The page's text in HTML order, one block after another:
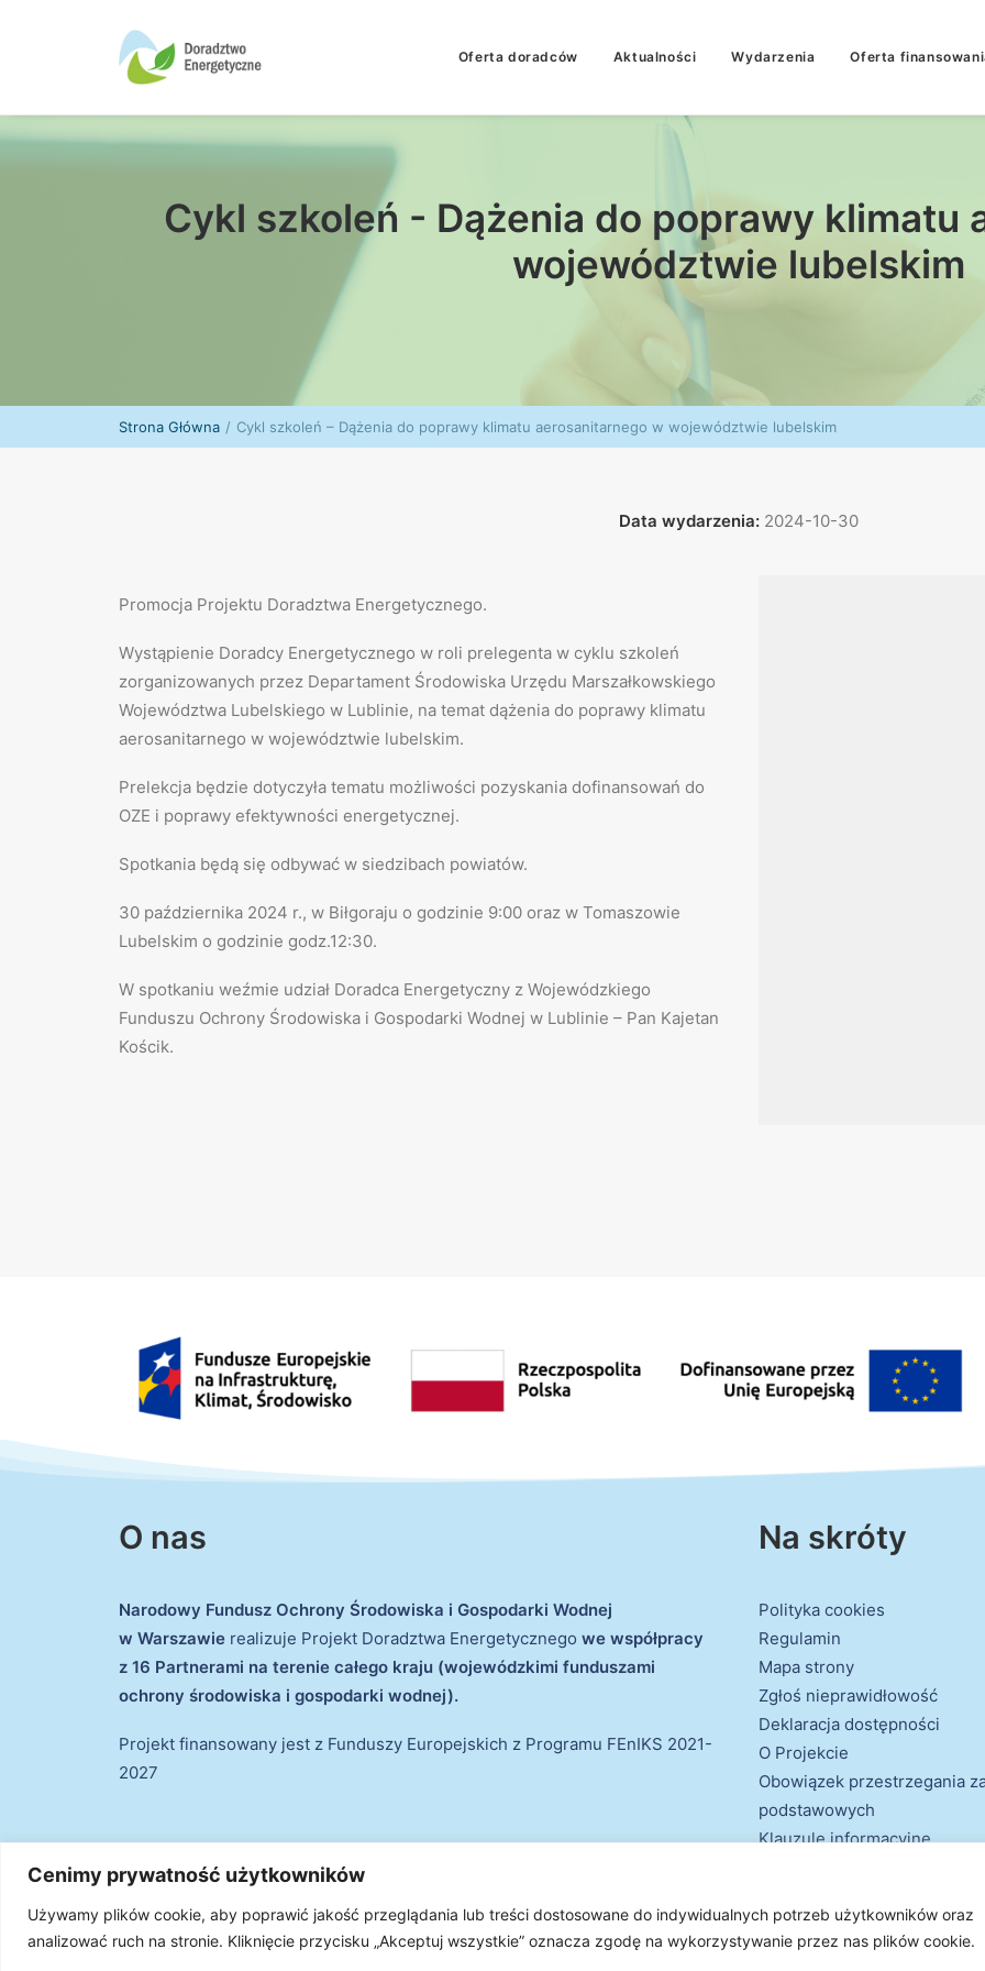
Cenimy prywatność użytkowników
Używamy plików cookie, aby poprawić jakość przeglądania lub treści dostosowane do indywidualnych potrzeb użytkowników oraz
analizować ruch na stronie. Kliknięcie przycisku „Akceptuj wszystkie” oznacza zgodę na wykorzystywanie przez nas plików cookie.
Oferta doradców Aktualności Wydarzenia Oferta
Cykl szkoleń - Dążenia do poprawy klimatu
województwie lubelskim
Strona Główna Cykl szkoleń – Dążenia do poprawy klimatu aerosanitarnego w województwie lubelskim
Data wydarzenia: 2024-10-30
Promocja Projektu Doradztwa Energetycznego.
Wystąpienie Doradcy Energetycznego w roli prelegenta w cyklu szkoleń
zorganizowanych przez Departament Środowiska Urzędu Marszałkowskiego
Województwa Lubelskiego w Lublinie, na temat dążenia do poprawy klimatu
aerosanitarnego w województwie lubelskim.
Prelekcja będzie dotyczyła tematu możliwości pozyskania dofinansowań do
OZE i poprawy efektywności energetycznej.
Spotkania będą się odbywać w siedzibach powiatów.
30 października 2024 r., w Biłgoraju o godzinie 9:00 oraz w Tomaszowie
Lubelskim o godzinie godz.12:30.
W spotkaniu weźmie udział Doradca Energetyczny z Wojewódzkiego
Funduszu Ochrony Środowiska i Gospodarki Wodnej w Lublinie – Pan Kajetan
Kościk.
O nas
Narodowy Fundusz Ochrony Środowiska i Gospodarki Wodnej
w Warszawie realizuje Projekt Doradztwa Energetycznego we współpracy
z 16 Partnerami na terenie całego kraju (wojewódzkimi funduszami
ochrony środowiska i gospodarki wodnej).
Projekt finansowany jest z Funduszy Europejskich z Programu FEnIKS 2021-
2027
Na skróty
Polityka cookies
Regulamin
Mapa strony
Zgłoś nieprawidłowość
Deklaracja dostępności
O Projekcie
Obowiązek przestrzegania
podstawowych
Klauzule informacyjne
© 2026 Projekt Doradztwa Energetycznego. Wszystkie prawa zastrzeżone